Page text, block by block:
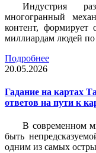
Индустрия
многогранный
контент,
миллиардам людей
Подробнее
20.05.2026
Гадание на картах
ответов на пути к
В современном
быть
одним из самых